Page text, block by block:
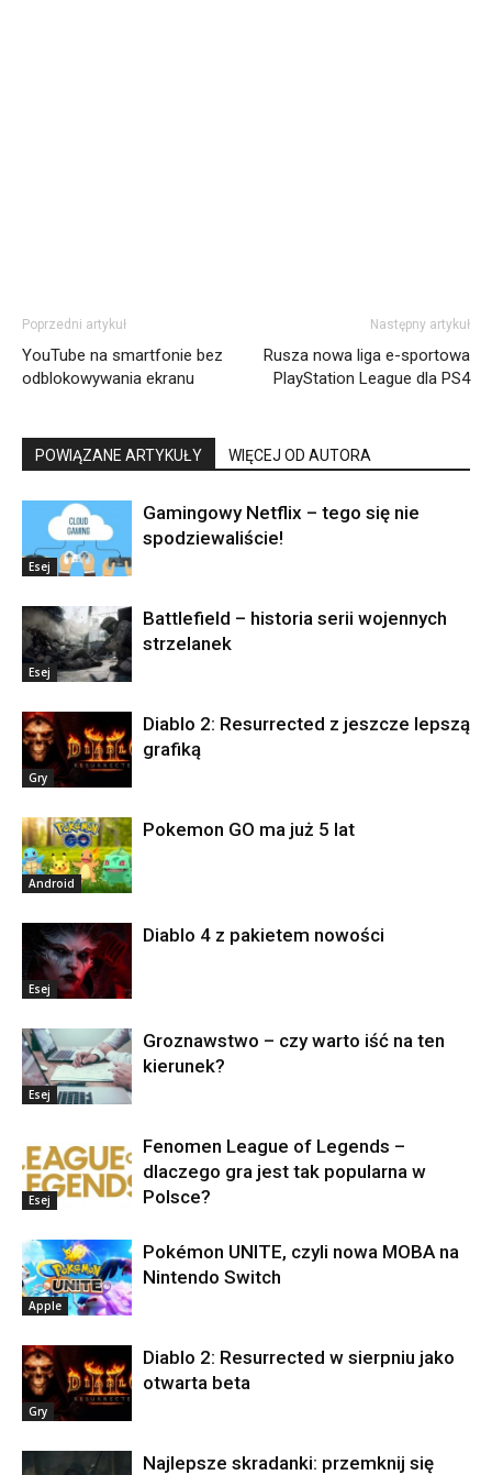
Poprzedni artykuł
YouTube na smartfonie bez
odblokowywania ekranu
Następny artykuł
Rusza nowa liga e-sportowa
PlayStation League dla PS4
POWIĄZANE ARTYKUŁY WIĘCEJ OD AUTORA
Esej
Gamingowy Netflix – tego się nie
spodziewaliście!
Esej
Battlefield – historia serii wojennych
strzelanek
Gry
Diablo 2: Resurrected z jeszcze lepszą
grafiką
Android
Pokemon GO ma już 5 lat
Esej
Diablo 4 z pakietem nowości
Esej
Groznawstwo – czy warto iść na ten
kierunek?
Esej
Fenomen League of Legends –
dlaczego gra jest tak popularna w
Polsce?
Apple
Pokémon UNITE, czyli nowa MOBA na
Nintendo Switch
Gry
Diablo 2: Resurrected w sierpniu jako
otwarta beta
Najlepsze skradanki: przemknij się